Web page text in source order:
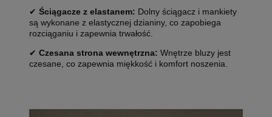
✔ Ściągacze z elastanem: Dolny ściągacz i mankiety
są wykonane z elastycznej dzianiny, co zapobiega
rozciąganiu i zapewnia trwałość.
✔ Czesana strona wewnętrzna: Wnętrze bluzy jest
czesane, co zapewnia miękkość i komfort noszenia.